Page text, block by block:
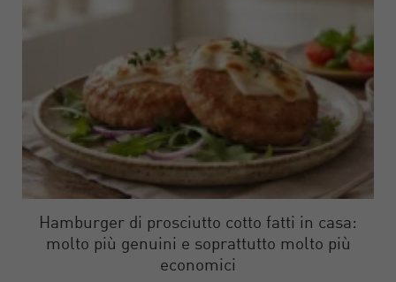
Hamburger di prosciutto cotto fatti in casa:
molto più genuini e soprattutto molto più
economici